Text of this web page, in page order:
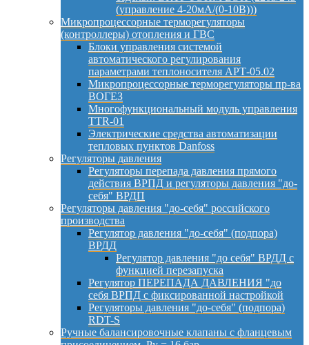
(управление 4-20мА/(0-10В)))
Микропроцессорные терморегуляторы
(контроллеры) отопления и ГВС
Блоки управления системой
автоматического регулирования
параметрами теплоносителя АРТ-05.02
Микропроцессорные терморегуляторы пр-ва
ВОГЕЗ
Многофункциональный модуль управления
TTR-01
Электрические средства автоматизации
тепловых пунктов Danfoss
Регуляторы давления
Регуляторы перепада давления прямого
действия ВРПД и регуляторы давления "до-
себя" ВРДП
Регуляторы давления "до-себя" российского
производства
Регулятор давления "до-себя" (подпора)
ВРДД
Регулятор давления "до себя" ВРДД с
функцией перезапуска
Регулятор ПЕРЕПАДА ДАВЛЕНИЯ "до
себя ВРПД с фиксированной настройкой
Регуляторы давления "до-себя" (подпора)
RDT-S
Ручные балансировочные клапаны с фланцевым